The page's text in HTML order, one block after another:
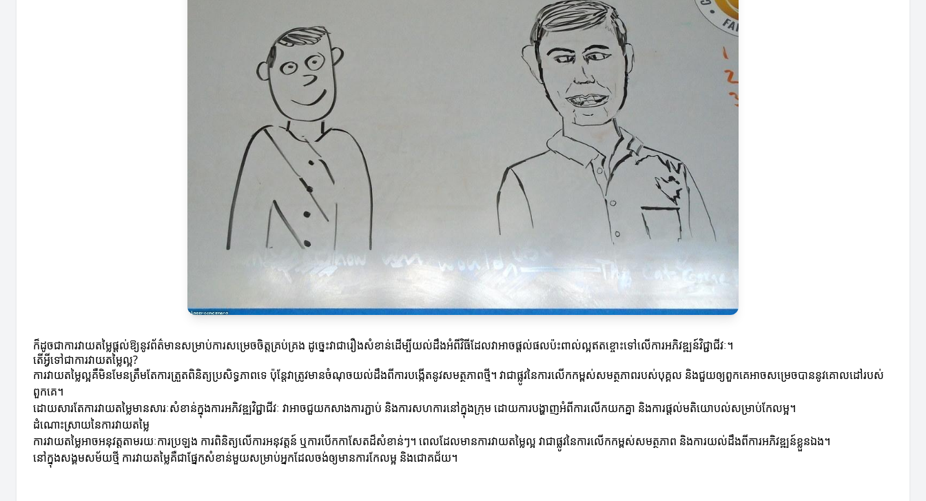
ក៏ដូចជាការវាយតម្លៃផ្តល់ឱ្យនូវព័ត៌មានសម្រាប់ការសម្រេចចិត្តគ្រប់គ្រង ដូច្នេះវាជារឿងសំខាន់ដើម្បីយល់ដឹងអំពីវិធីដែលវាអាចផ្តល់ផលប៉ះពាល់ល្អឥតខ្ចោះទៅលើការអភិវឌ្ឍន៍វិជ្ជាជីវៈ។
តើអ្វីទៅជាការវាយតម្លៃល្អ?
ការវាយតម្លៃល្អគឺមិនមែនត្រឹមតែការត្រួតពិនិត្យប្រសិទ្ធភាពទេ ប៉ុន្តែវាត្រូវមានចំណុចយល់ដឹងពីការបង្កើតនូវសមត្ថភាពថ្មី។ វាជាផ្លូវនៃការលើកកម្ពស់សមត្ថភាពរបស់បុគ្គល និងជួយឲ្យពួកគេអាចសម្រេចបាននូវគោលដៅរបស់
ពួកគេ។
ដោយសារតែការវាយតម្លៃមានសារៈសំខាន់ក្នុងការអភិវឌ្ឍវិជ្ជាជីវៈ វាអាចជួយកសាងការភ្ជាប់ និងការសហការនៅក្នុងក្រុម ដោយការបង្ហាញអំពីការលើកយកគ្នា និងការផ្តល់មតិយោបល់សម្រាប់កែលម្អ។
ដំណោះស្រាយនៃការវាយតម្លៃ
ការវាយតម្លៃអាចអនុវត្តតាមរយៈការប្រឡង ការពិនិត្យលើការអនុវត្តន៍ ឬការបើកកាសែតដ៏សំខាន់ៗ។ ពេលដែលមានការវាយតម្លៃល្អ វាជាផ្លូវនៃការលើកកម្ពស់សមត្ថភាព និងការយល់ដឹងពីការអភិវឌ្ឍន៍ខ្លួនឯង។
នៅក្នុងសង្គមសម័យថ្មី ការវាយតម្លៃគឺជាផ្នែកសំខាន់មួយសម្រាប់អ្នកដែលចង់ឲ្យមានការកែលម្អ និងជោគជ័យ។